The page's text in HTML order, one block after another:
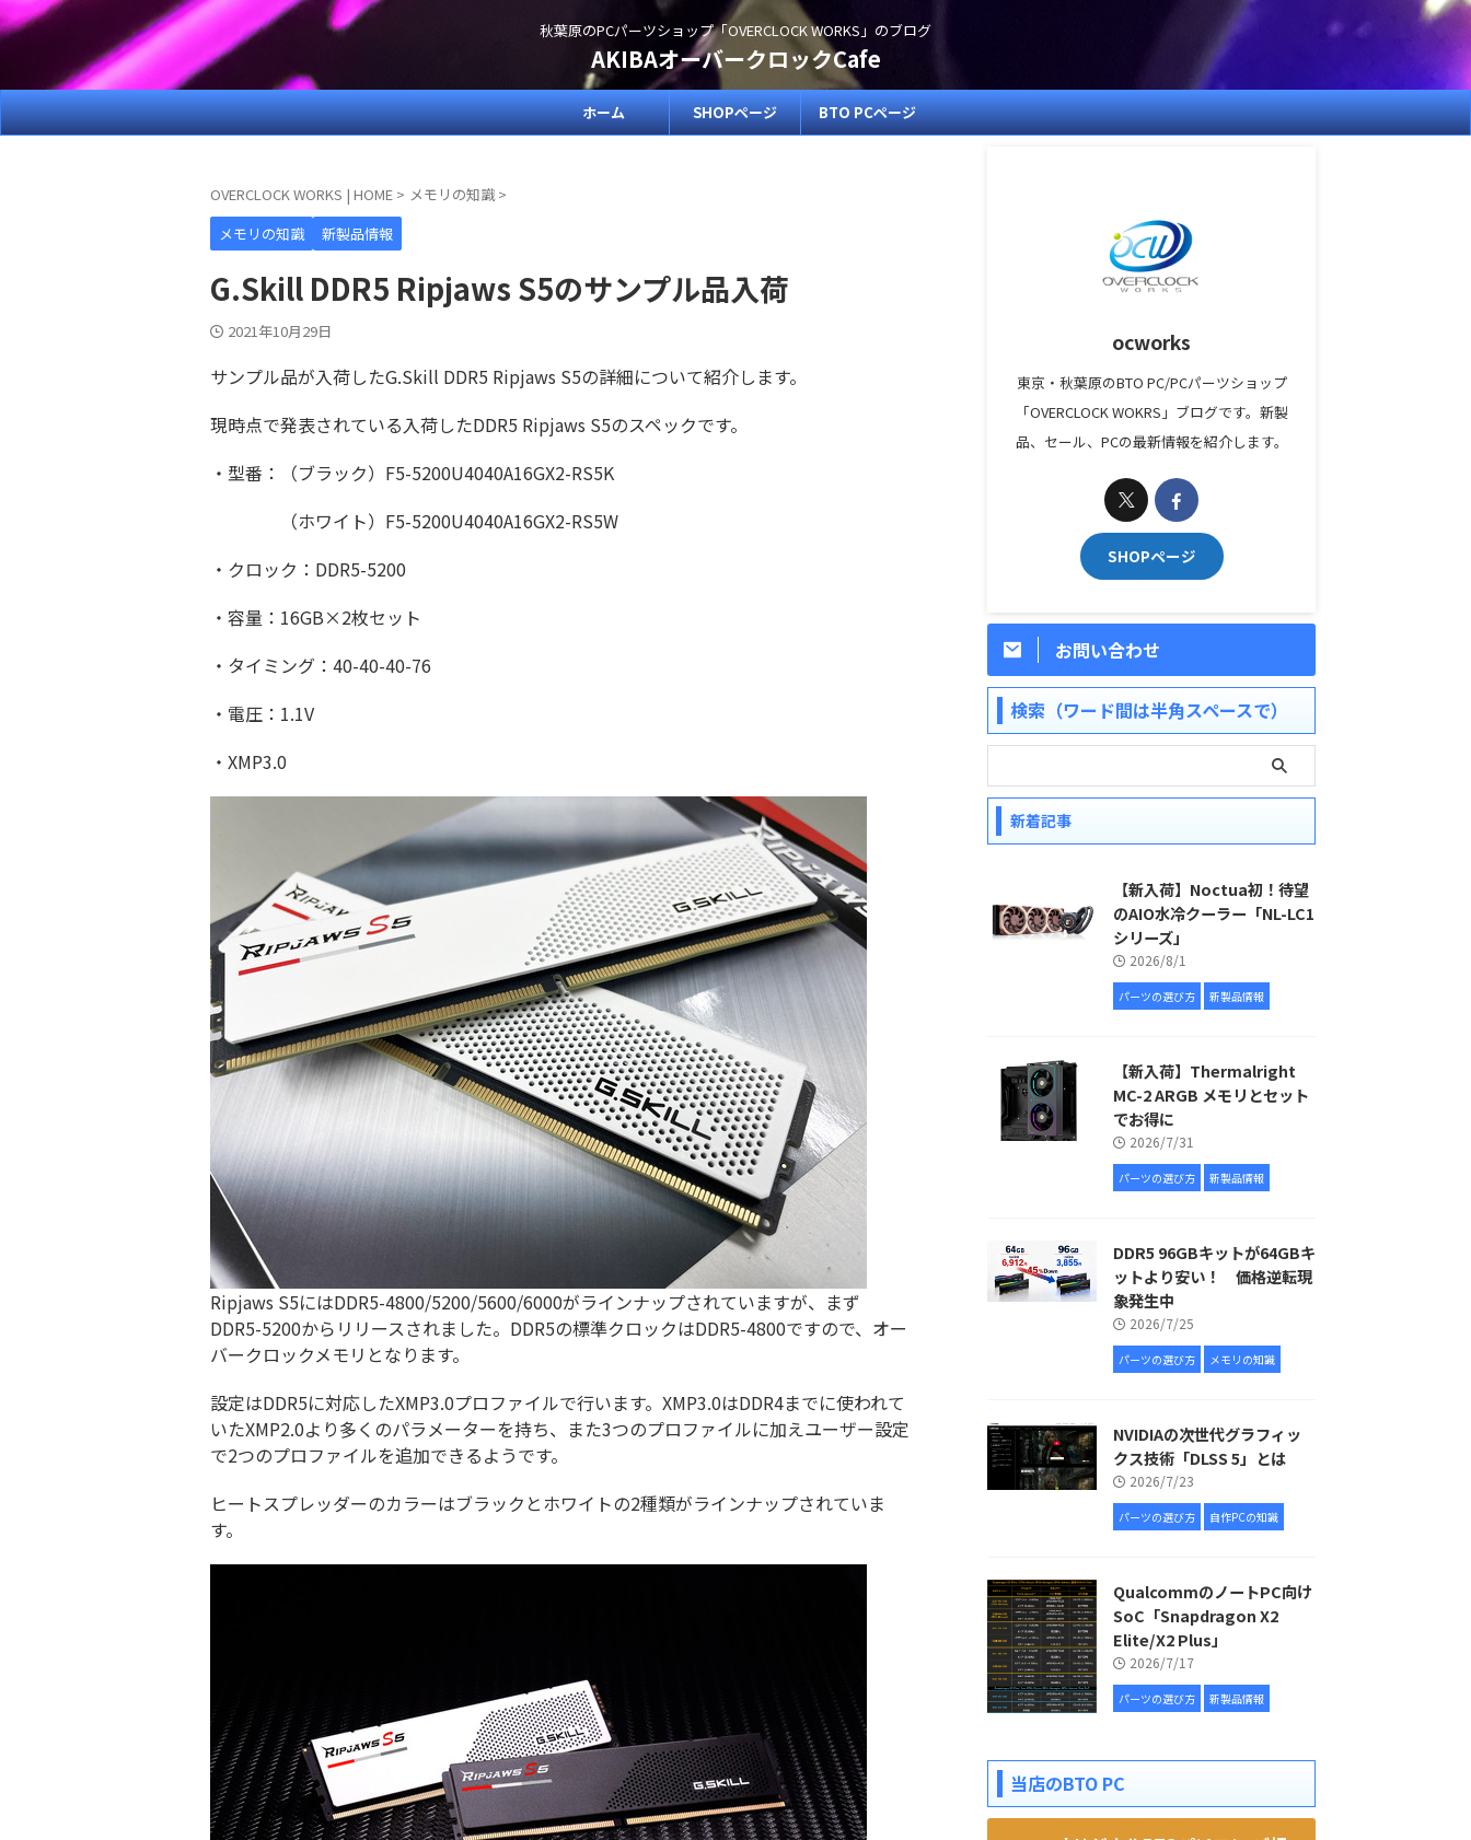
秋葉原のPCパーツショップ「OVERCLOCK WORKS」のブログ
AKIBAオーバークロックCafe
ホーム SHOPページ BTO PCページ
OVERCLOCK WORKS | HOME > メモリの知識 >
メモリの知識
新製品情報
G.Skill DDR5 Ripjaws S5のサンプル品入荷
2021年10月29日
サンプル品が入荷したG.Skill DDR5 Ripjaws S5の詳細について紹介します。
現時点で発表されている入荷したDDR5 Ripjaws S5のスペックです。
・型番：（ブラック）F5-5200U4040A16GX2-RS5K
（ホワイト）F5-5200U4040A16GX2-RS5W
・クロック：DDR5-5200
・容量：16GB×2枚セット
・タイミング：40-40-40-76
・電圧：1.1V
・XMP3.0
Ripjaws S5にはDDR5-4800/5200/5600/6000がラインナップされていますが、まず
DDR5-5200からリリースされました。DDR5の標準クロックはDDR5-4800ですので、オー
バークロックメモリとなります。
設定はDDR5に対応したXMP3.0プロファイルで行います。XMP3.0はDDR4までに使われて
いたXMP2.0より多くのパラメーターを持ち、また3つのプロファイルに加えユーザー設定
で2つのプロファイルを追加できるようです。
ヒートスプレッダーのカラーはブラックとホワイトの2種類がラインナップされていま
す。
ocworks
東京・秋葉原のBTO PC/PCパーツショップ
「OVERCLOCK WOKRS」ブログです。新製
品、セール、PCの最新情報を紹介します。
SHOPページ
お問い合わせ
検索（ワード間は半角スペースで）
新着記事
【新入荷】Noctua初！待望
のAIO水冷クーラー「NL-LC1
シリーズ」
2026/8/1
パーツの選び方 新製品情報
【新入荷】Thermalright
MC-2 ARGB メモリとセット
でお得に
2026/7/31
パーツの選び方 新製品情報
DDR5 96GBキットが64GBキ
ットより安い！ 価格逆転現
象発生中
2026/7/25
パーツの選び方 メモリの知識
NVIDIAの次世代グラフィッ
クス技術「DLSS 5」とは
2026/7/23
パーツの選び方 自作PCの知識
QualcommのノートPC向け
SoC「Snapdragon X2
Elite/X2 Plus」
2026/7/17
パーツの選び方 新製品情報
当店のBTO PC